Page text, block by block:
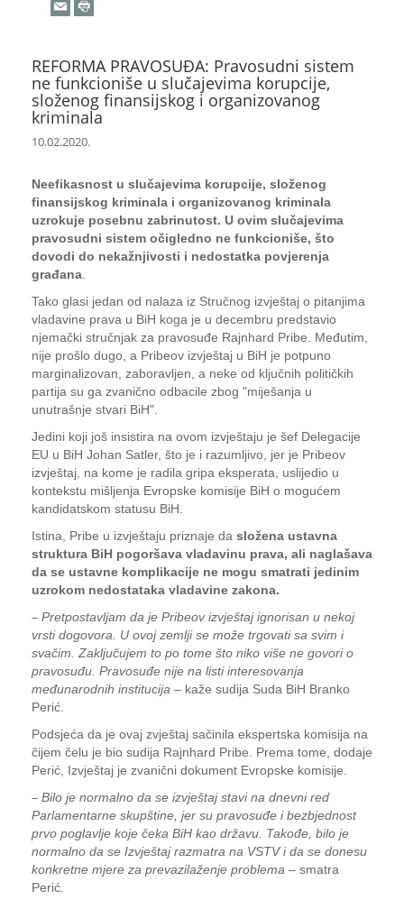
REFORMA PRAVOSUĐA: Pravosudni sistem
ne funkcioniše u slučajevima korupcije,
složenog finansijskog i organizovanog
kriminala
10.02.2020.
Neefikasnost u slučajevima korupcije, složenog
finansijskog kriminala i organizovanog kriminala
uzrokuje posebnu zabrinutost. U ovim slučajevima
pravosudni sistem očigledno ne funkcioniše, što
dovodi do nekažnjivosti i nedostatka povjerenja
građana
Tako glasi jedan od nalaza iz Stručnog izvještaj o pitanjima
vladavine prava u BiH koga je u decembru predstavio
njemački stručnjak za pravosuđe Rajnhard Pribe. Međutim,
nije prošlo dugo, a Pribeov izvještaj u BiH je potpuno
marginalizovan, zaboravljen, a neke od ključnih političkih
partija su ga zvanično odbacile zbog "miješanja u
unutrašnje stvari BiH".
Jedini koji još insistira na ovom izvještaju je šef Delegacije
EU u BiH Johan Satler, što je i razumljivo, jer je Pribeov
izvještaj, na kome je radila gripa eksperata, uslijedio u
kontekstu mišljenja Evropske komisije BiH o mogućem
kandidatskom statusu BiH.
Istina, Pribe u izvještaju priznaje da složena ustavna
struktura BiH pogoršava vladavinu prava, ali naglašava
da se ustavne komplikacije ne mogu smatrati jedinim
uzrokom nedostataka vladavine zakona.
– Pretpostavljam da je Pribeov izvještaj ignorisan u nekoj
vrsti dogovora. U ovoj zemlji se može trgovati sa svim i
svačim. Zaključujem to po tome što niko više ne govori o
pravosuđu. Pravosuđe nije na listi interesovanja
međunarodnih institucija – kaže sudija Suda BiH Branko
Perić.
Podsjeća da je ovaj zvještaj sačinila ekspertska komisija na
čijem čelu je bio sudija Rajnhard Pribe. Prema tome, dodaje
Perić, Izvještaj je zvanični dokument Evropske komisije.
– Bilo je normalno da se izvještaj stavi na dnevni red
Parlamentarne skupštine, jer su pravosuđe i bezbjednost
prvo poglavlje koje čeka BiH kao državu. Takođe, bilo je
normalno da se Izvještaj razmatra na VSTV i da se donesu
konkretne mjere za prevazilaženje problema – smatra
Perić.